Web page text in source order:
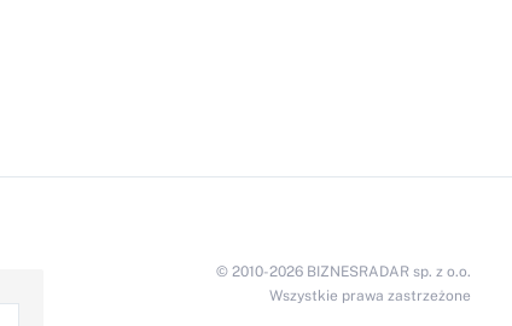
© 2010-2026 BIZNESRADAR sp. z o.o.
Wszystkie prawa zastrzeżone